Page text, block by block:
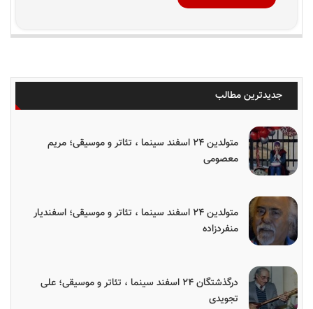
جدیدترین مطالب
متولدین ۲۴ اسفند سینما ، تئاتر و موسیقی؛ مریم
معصومی
متولدین ۲۴ اسفند سینما ، تئاتر و موسیقی؛ اسفندیار
منفردزاده
درگذشتگان ۲۴ اسفند سینما ، تئاتر و موسیقی؛ علی
تجویدی